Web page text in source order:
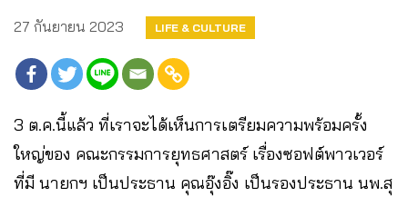
27 กันยายน 2023 LIFE & CULTURE
3 ต.ค.นี้แล้ว ที่เราจะได้เห็นการเตรียมความพร้อมครั้ง
ใหญ่ของ คณะกรรมการยุทธศาสตร์ เรื่องซอฟต์พาวเวอร์
ที่มี นายกฯ เป็นประธาน คุณอุ๊งอิ๊ง เป็นรองประธาน นพ.สุ